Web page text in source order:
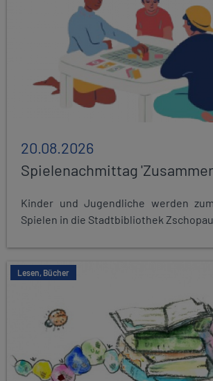
20.08.2026
Spielenachmittag
Kinder und Jugendliche werden
Spielen in die Stadtbibliothek Zschopau
Lesen, Bücher